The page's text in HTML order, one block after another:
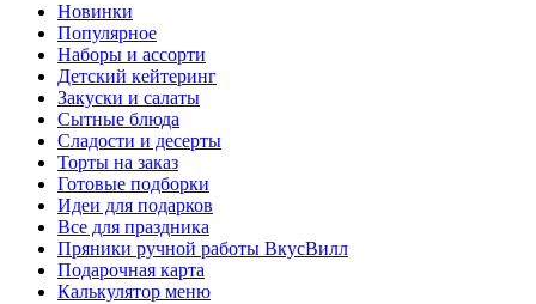
Новинки
Популярное
Наборы и ассорти
Детский кейтеринг
Закуски и салаты
Сытные блюда
Сладости и десерты
Торты на заказ
Готовые подборки
Идеи для подарков
Все для праздника
Пряники ручной работы ВкусВилл
Подарочная карта
Калькулятор меню